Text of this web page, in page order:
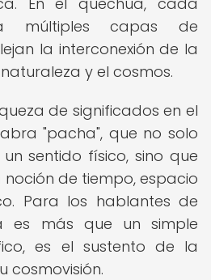
múltiples capas de
la interconexión de la
y el cosmos.
de significados en el
"pacha", que no solo
sentido físico, sino que
de tiempo, espacio
Para los hablantes de
es más que un simple
es el sustento de la
cosmovisión.